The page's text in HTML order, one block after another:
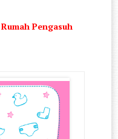
Pengasuh